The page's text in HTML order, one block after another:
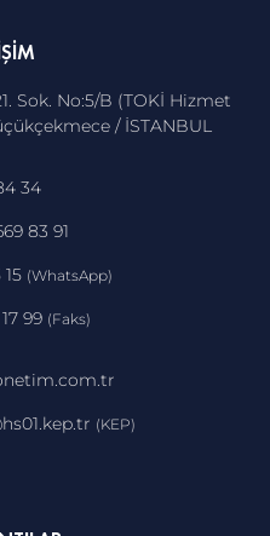
Sok. No:5/B (TOKİ Hizmet
/ İSTANBUL
34
83 91
15 (WhatsApp)
99 (Faks)
(KEP)